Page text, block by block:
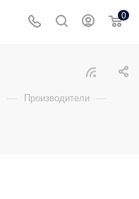
0
— Производители —